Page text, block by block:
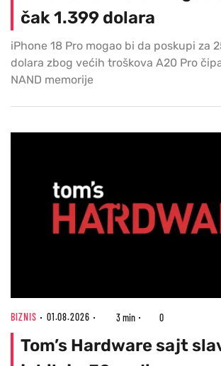
čak 1.399 dolara
iPhone 18 Pro mogao bi da poskupi za
dolara zbog većih troškova A20 Pro
NAND memorije
BIZNIS 01.08.2026 3 min 0
Tom’s Hardware sajt